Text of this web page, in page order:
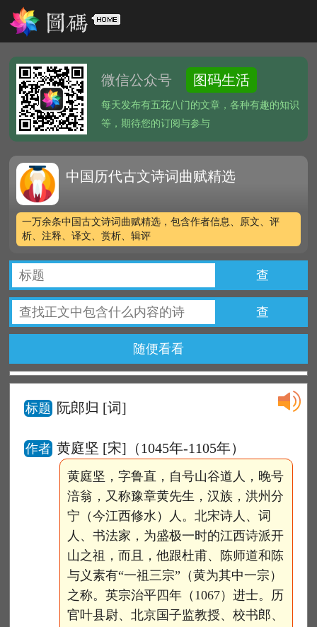
微信公众号 图码生活
每天发布有五花八门的文章，各种有趣的知识
等，期待您的订阅与参与
中国历代古文诗词曲赋精选
一万余条中国古文诗词曲赋精选，包含作者信息、原文、评
析、注释、译文、赏析、辑评
查
查
随便看看
标题 阮郎归 [词]
作者 黄庭坚 [宋]（1045年-1105年）
黄庭坚，字鲁直，自号山谷道人，晚号
涪翁，又称豫章黄先生，汉族，洪州分
宁（今江西修水）人。北宋诗人、词
人、书法家，为盛极一时的江西诗派开
山之祖，而且，他跟杜甫、陈师道和陈
与义素有“一祖三宗”（黄为其中一宗）
之称。英宗治平四年（1067）进士。历
官叶县尉、北京国子监教授、校书郎、